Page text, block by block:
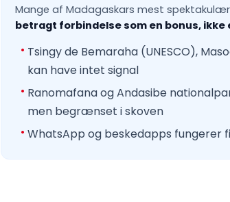
Mange af Madagaskars mest
betragt forbindelse som en bonus, ikke
Tsingy de Bemaraha (UNESCO),
kan have intet signal
Ranomafana og Andasibe
men begrænset i skoven
WhatsApp og beskedapps